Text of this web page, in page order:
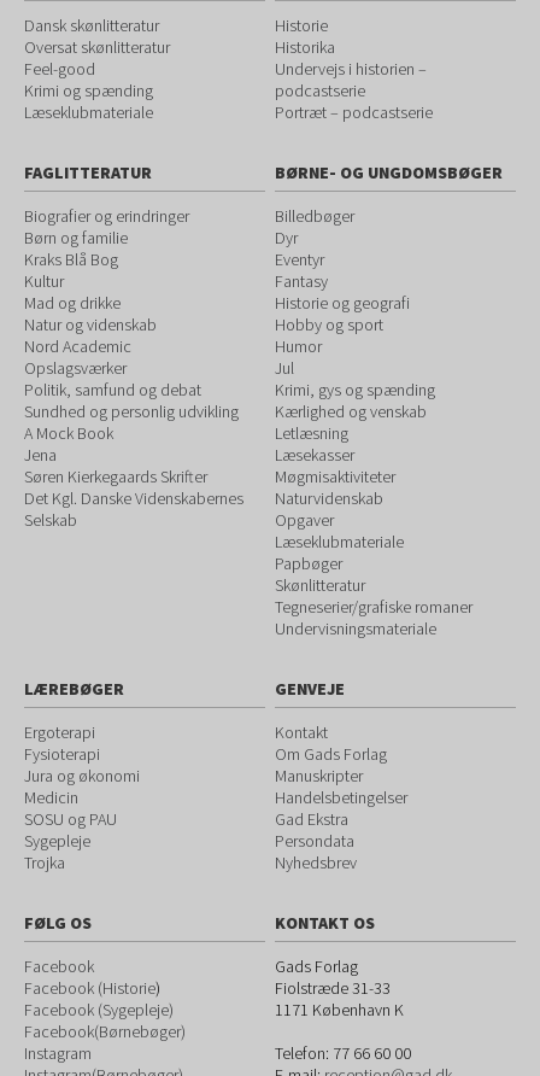
Dansk skønlitteratur
Oversat skønlitteratur
Feel-good
Krimi og spænding
Læseklubmateriale
Historie
Historika
Undervejs i historien –
podcastserie
Portræt – podcastserie
FAGLITTERATUR
Biografier og erindringer
Børn og familie
Kraks Blå Bog
Kultur
Mad og drikke
Natur og videnskab
Nord Academic
Opslagsværker
Politik, samfund og debat
Sundhed og personlig udvikling
A Mock Book
Jena
Søren Kierkegaards Skrifter
Det Kgl. Danske Videnskabernes
Selskab
BØRNE- OG UNGDOMSBØGER
Billedbøger
Dyr
Eventyr
Fantasy
Historie og geografi
Hobby og sport
Humor
Jul
Krimi, gys og spænding
Kærlighed og venskab
Letlæsning
Læsekasser
Møgmisaktiviteter
Naturvidenskab
Opgaver
Læseklubmateriale
Papbøger
Skønlitteratur
Tegneserier/grafiske romaner
Undervisningsmateriale
LÆREBØGER
Ergoterapi
Fysioterapi
Jura og økonomi
Medicin
SOSU og PAU
Sygepleje
Trojka
GENVEJE
Kontakt
Om Gads Forlag
Manuskripter
Handelsbetingelser
Gad Ekstra
Persondata
Nyhedsbrev
FØLG OS
Facebook
Facebook (Historie)
Facebook (Sygepleje)
Facebook(Børnebøger)
Instagram
KONTAKT OS
Gads Forlag
Fiolstræde 31-33
1171 København K
Telefon: 77 66 60 00